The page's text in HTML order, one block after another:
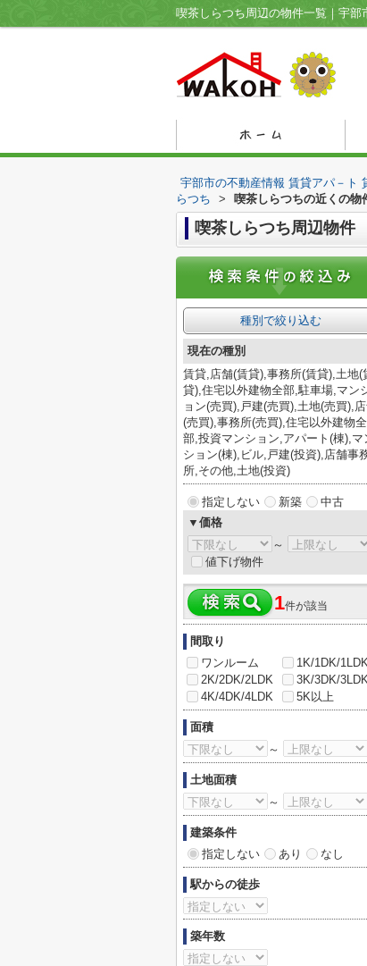
宇部市の不動産情報 賃貸アパ－ト
らつち
> 喫茶しらつちの近くの物
喫茶しらつち周辺物件
種別で絞り込む
現在の種別
賃貸,店舗(賃貸),事務所(賃貸),土地(
貸),住宅以外建物全部,駐車場,マン
ョン(売買),戸建(売買),土地(売買),
(売買),事務所(売買),住宅以外建物全
部,投資マンション,アパート(棟),マ
ション(棟),ビル,戸建(投資),店舗事
所,その他,土地(投資)
指定しない 新築
中古
▼価格
～
値下げ物件
1件が該当
間取り
ワンルーム
1K/1DK/
2K/2DK/2LDK
3K/3DK/
4K/4DK/4LDK
5K以上
面積
～
土地面積
～
建築条件
指定しない
あり なし
駅からの徒歩
築年数